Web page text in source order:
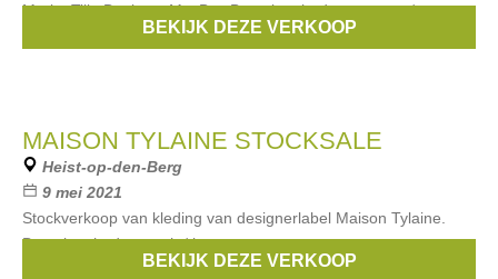
Maria, Tilia Designs, Ms. Bay Betaalmethodes: contant /
bancontact / kredietkaartBEKIJK DEZE VERKOOP
MAISON TYLAINE STOCKSALE
Heist-op-den-Berg
9 mei 2021
Stockverkoop van kleding van designerlabel Maison Tylaine.
Betaalmethodes: cash / bancontact app
Maison Tylaine
BEKIJK DEZE VERKOOP